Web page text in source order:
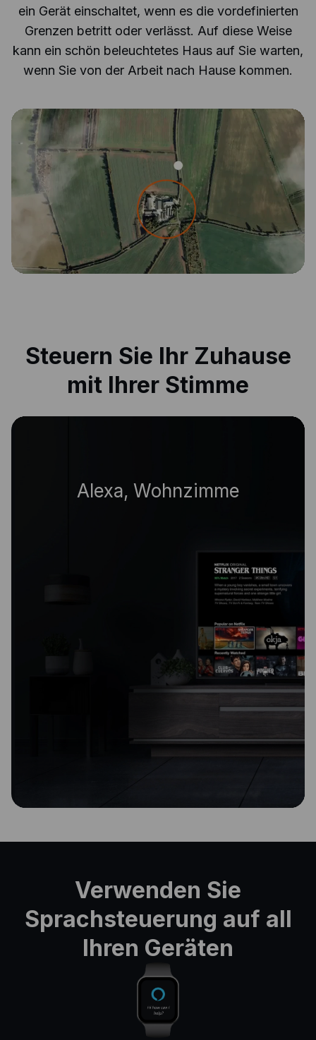
ein Gerät einschaltet, wenn es die vordefinierten
Grenzen betritt oder verlässt. Auf diese Weise
kann ein schön beleuchtetes Haus auf Sie warten,
wenn Sie von der Arbeit nach Hause kommen.
Steuern Sie Ihr Zuhause
mit Ihrer Stimme
Alexa, Wohnzimmer aus.
|
Verwenden Sie
Sprachsteuerung auf all
Ihren Geräten